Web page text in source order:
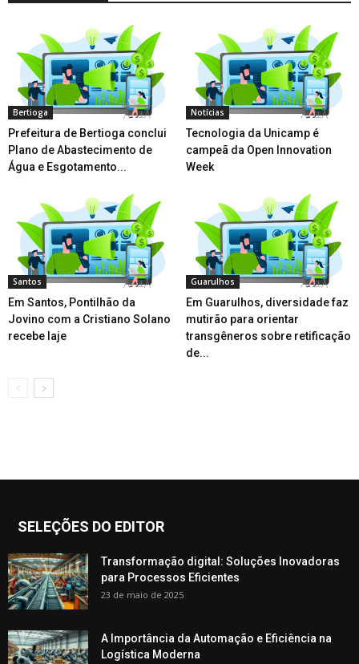
Bertioga
Prefeitura de Bertioga conclui
Plano de Abastecimento de
Água e Esgotamento...
Notícias
Tecnologia da Unicamp é
campeã da Open Innovation
Week
Santos
Em Santos, Pontilhão da
Jovino com a Cristiano Solano
recebe laje
Guarulhos
Em Guarulhos, diversidade faz
mutirão para orientar
transgêneros sobre retificação
de...
SELEÇÕES DO EDITOR
Transformação digital: Soluções Inovadoras
para Processos Eficientes
23 de maio de 2025
A Importância da Automação e Eficiência na
Logística Moderna